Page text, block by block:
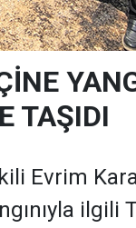
TAŞIDI
Evrim
ilgili